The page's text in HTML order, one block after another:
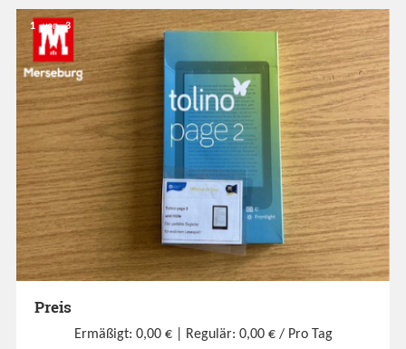
Ressourcen
Anmelden
1 von 3
Preis
Ermäßigt: 0,00 €
| Regulär: 0,00 € / Pro Tag